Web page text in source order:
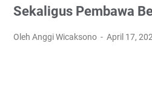
Sekaligus Pembawa
Oleh Anggi Wicaksono April 17,